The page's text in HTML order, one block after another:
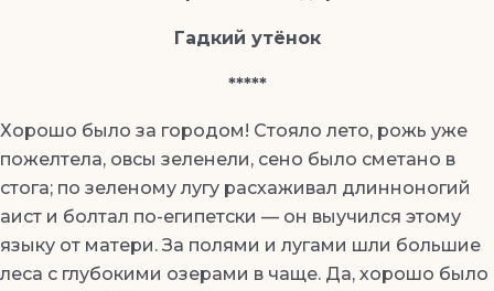
Гадкий утёнок
*****
Хорошо было за городом! Стояло лето, рожь уже
пожелтела, овсы зеленели, сено было сметано в
стога; по зеленому лугу расхаживал длинноногий
аист и болтал по-египетски — он выучился этому
языку от матери. За полями и лугами шли большие
леса с глубокими озерами в чаще. Да, хорошо было